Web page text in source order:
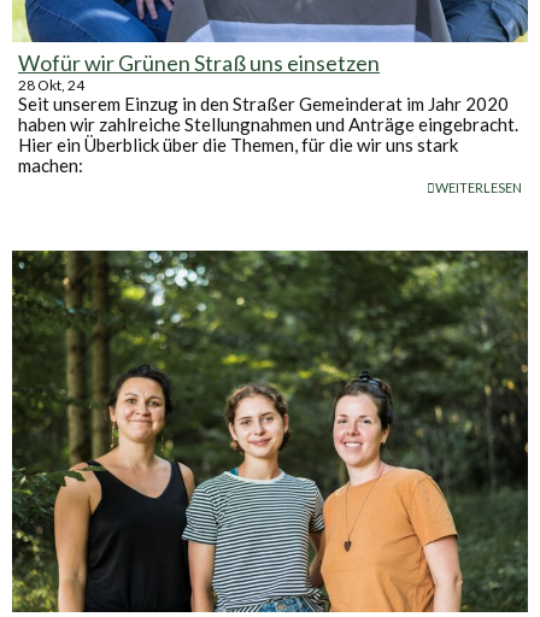
Wofür wir Grünen Straß uns einsetzen
28Okt, 24
Seit unserem Einzug in den Straßer Gemeinderat im Jahr 2020
haben wir zahlreiche Stellungnahmen und Anträge eingebracht.
Hier ein Überblick über die Themen, für die wir uns stark
machen:
WEITERLESEN